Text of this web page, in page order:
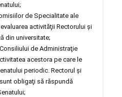
de Specialitate ale
activităţii Rectorului şi
din universitate;
de Administraţie
acestora pe care le
periodic. Rectorul şi
obligaţi să răspundă